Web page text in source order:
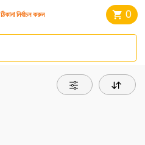
ঠিকানা নির্বাচন করুন 0